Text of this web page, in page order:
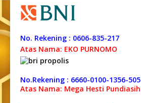
No. Rekening : 0606-835-217
Atas Nama: EKO PURNOMO
No.Rekening : 6660-0100-1356-505
Atas Nama: Mega Hesti Pundiasih